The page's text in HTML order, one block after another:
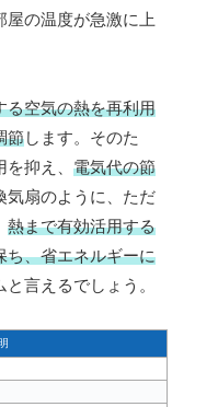
屋の温度が急激に上
る空気の熱を再利用
節します。そのた
抑え、 電気代の節
気扇のように、ただ
熱まで有効活用する
ち、省エネルギーに
と言えるでしょう。